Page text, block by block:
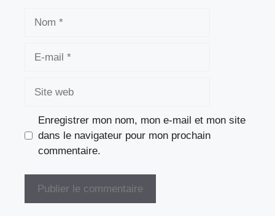
Enregistrer mon nom, mon e-mail et mon site
dans le navigateur pour mon prochain
commentaire.